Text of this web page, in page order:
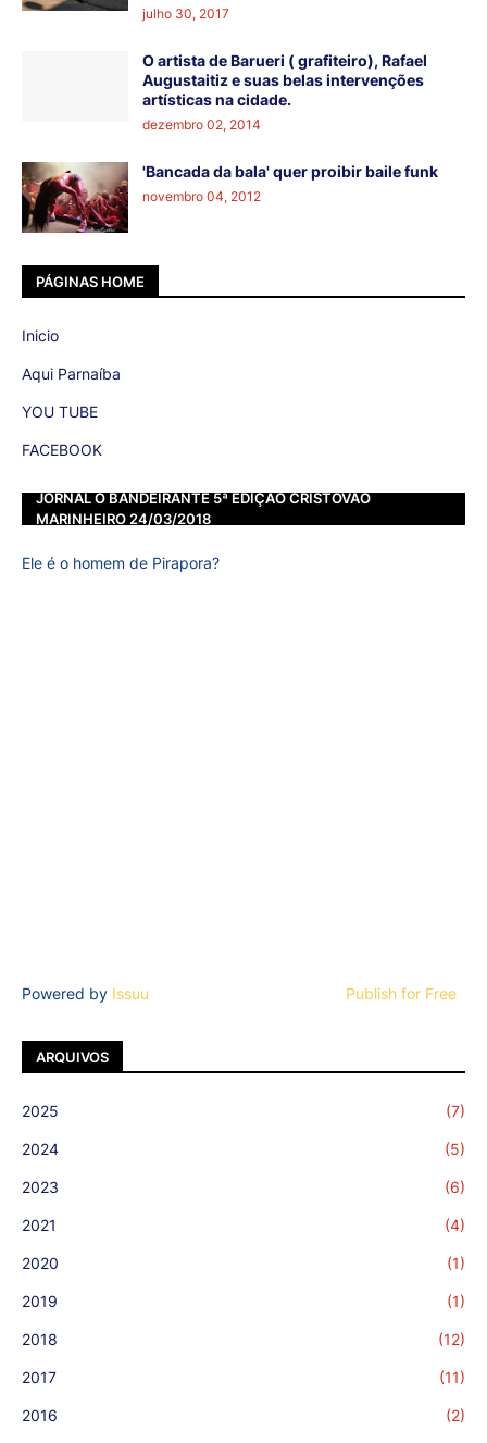
julho 30, 2017
O artista de Barueri ( grafiteiro), Rafael
Augustaitiz e suas belas intervenções
artísticas na cidade.
dezembro 02, 2014
'Bancada da bala' quer proibir baile funk
novembro 04, 2012
PÁGINAS HOME
Inicio
Aqui Parnaíba
YOU TUBE
FACEBOOK
JORNAL O BANDEIRANTE 5ª EDIÇÃO CRISTOVÃO
MARINHEIRO 24/03/2018
Ele é o homem de Pirapora?
Powered by Issuu Publish for Free
ARQUIVOS
2025 (7)
2024 (5)
2023 (6)
2021 (4)
2020 (1)
2019 (1)
2018 (12)
2017 (11)
2016 (2)